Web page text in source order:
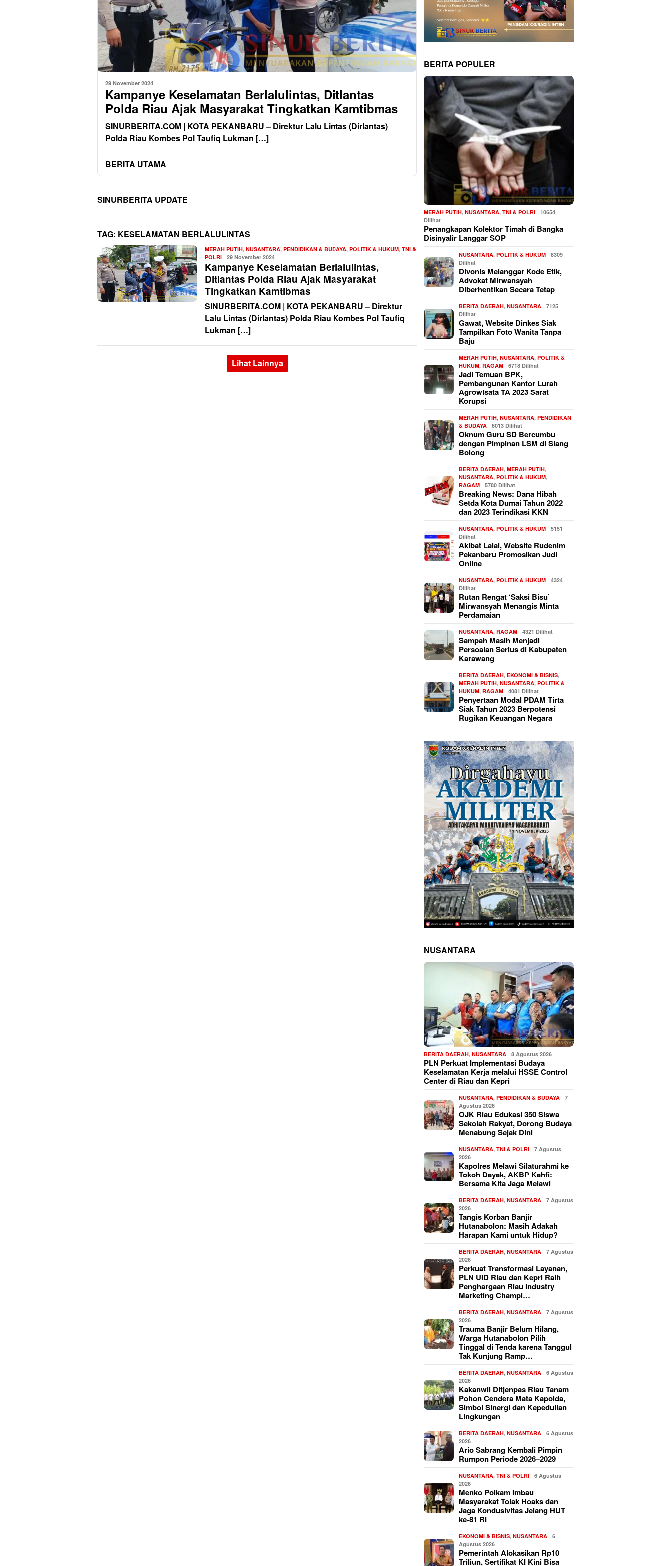
29 November 2024
Kampanye Keselamatan Berlalulintas, Ditlantas
Polda Riau Ajak Masyarakat Tingkatkan Kamtibmas
SINURBERITA.COM | KOTA PEKANBARU – Direktur Lalu Lintas (Dirlantas)
Polda Riau Kombes Pol Taufiq Lukman […]
BERITA UTAMA
SINURBERITA UPDATE
TAG: KESELAMATAN BERLALULINTAS
MERAH PUTIH, NUSANTARA, PENDIDIKAN & BUDAYA, POLITIK & HUKUM, TNI &
POLRI Redaksi
29 November 2024
Kampanye Keselamatan Berlalulintas,
Ditlantas Polda Riau Ajak Masyarakat
Tingkatkan Kamtibmas
SINURBERITA.COM | KOTA PEKANBARU – Direktur
Lalu Lintas (Dirlantas) Polda Riau Kombes Pol Taufiq
Lukman […]
Lihat Lainnya
BERITA POPULER
MERAH PUTIH,NUSANTARA,TNI & POLRI
10654
Dilihat
Penangkapan Kolektor Timah di Bangka
Disinyalir Langgar SOP
NUSANTARA,POLITIK & HUKUM
8309
Dilihat
Divonis Melanggar Kode Etik,
Advokat Mirwansyah
Diberhentikan Secara Tetap
BERITA DAERAH,NUSANTARA
7125
Dilihat
Gawat, Website Dinkes Siak
Tampilkan Foto Wanita Tanpa
Baju
MERAH PUTIH,NUSANTARA,POLITIK &
HUKUM,RAGAM 6718 Dilihat
Jadi Temuan BPK,
Pembangunan Kantor Lurah
Agrowisata TA 2023 Sarat
Korupsi
MERAH PUTIH,NUSANTARA,PENDIDIKAN
& BUDAYA
6013 Dilihat
Oknum Guru SD Bercumbu
dengan Pimpinan LSM di Siang
Bolong
BERITA DAERAH,MERAH PUTIH,
NUSANTARA,POLITIK & HUKUM,
RAGAM
5780 Dilihat
Breaking News: Dana Hibah
Setda Kota Dumai Tahun 2022
dan 2023 Terindikasi KKN
NUSANTARA,POLITIK & HUKUM
5151
Dilihat
Akibat Lalai, Website Rudenim
Pekanbaru Promosikan Judi
Online
NUSANTARA,POLITIK & HUKUM
4324
Dilihat
Rutan Rengat ‘Saksi Bisu’
Mirwansyah Menangis Minta
Perdamaian
NUSANTARA,RAGAM 4321 Dilihat
Sampah Masih Menjadi
Persoalan Serius di Kabupaten
Karawang
BERITA DAERAH,EKONOMI & BISNIS,
MERAH PUTIH,NUSANTARA,POLITIK &
HUKUM,RAGAM 4081 Dilihat
Penyertaan Modal PDAM Tirta
Siak Tahun 2023 Berpotensi
Rugikan Keuangan Negara
NUSANTARA
BERITA DAERAH,NUSANTARA 8 Agustus 2026
PLN Perkuat Implementasi Budaya
Keselamatan Kerja melalui HSSE Control
Center di Riau dan Kepri
NUSANTARA,PENDIDIKAN & BUDAYA
7
Agustus 2026
OJK Riau Edukasi 350 Siswa
Sekolah Rakyat, Dorong Budaya
Menabung Sejak Dini
NUSANTARA,TNI & POLRI
7 Agustus
2026
Kapolres Melawi Silaturahmi ke
Tokoh Dayak, AKBP Kahfi:
Bersama Kita Jaga Melawi
BERITA DAERAH,NUSANTARA
7 Agustus
2026
Tangis Korban Banjir
Hutanabolon: Masih Adakah
Harapan Kami untuk Hidup?
BERITA DAERAH,NUSANTARA
7 Agustus
2026
Perkuat Transformasi Layanan,
PLN UID Riau dan Kepri Raih
Penghargaan Riau Industry
Marketing Champi…
BERITA DAERAH,NUSANTARA
7 Agustus
2026
Trauma Banjir Belum Hilang,
Warga Hutanabolon Pilih
Tinggal di Tenda karena Tanggul
Tak Kunjung Ramp…
BERITA DAERAH,NUSANTARA
6 Agustus
2026
Kakanwil Ditjenpas Riau Tanam
Pohon Cendera Mata Kapolda,
Simbol Sinergi dan Kepedulian
Lingkungan
BERITA DAERAH,NUSANTARA
6 Agustus
2026
Ario Sabrang Kembali Pimpin
Rumpon Periode 2026–2029
NUSANTARA,TNI & POLRI
6 Agustus
2026
Menko Polkam Imbau
Masyarakat Tolak Hoaks dan
Jaga Kondusivitas Jelang HUT
ke-81 RI
EKONOMI & BISNIS,NUSANTARA
6
Agustus 2026
Pemerintah Alokasikan Rp10
Triliun, Sertifikat KI Kini Bisa